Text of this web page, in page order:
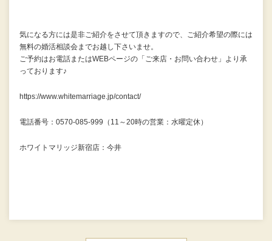
気になる方には是非ご紹介をさせて頂きますので、ご紹介希望の際には
無料の婚活相談会までお越し下さいませ。
ご予約はお電話またはWEBページの「ご来店・お問い合わせ」より承
っております♪
https://www.whitemarriage.jp/contact/
電話番号：0570-085-999（11～20時の営業：水曜定休）
ホワイトマリッジ新宿店：今井